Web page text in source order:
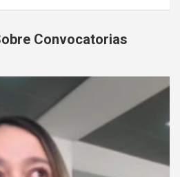
Convocatorias